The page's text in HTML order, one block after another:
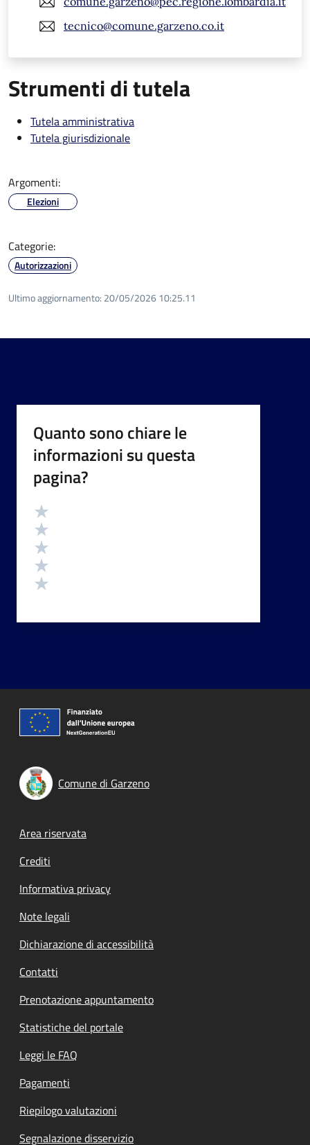
tecnico@comune.garzeno.co.it
Strumenti di tutela
Tutela amministrativa
Tutela giurisdizionale
Argomenti:
Elezioni
Categorie:
Autorizzazioni
Ultimo aggiornamento: 20/05/2026 10:25.11
Quanto sono chiare le
informazioni su questa
pagina?
Valutazione
Comune di Garzeno
Footer menu
Area riservata
Crediti
Informativa privacy
Note legali
Dichiarazione di accessibilità
Contatti
Prenotazione appuntamento
Statistiche del portale
Leggi le FAQ
Pagamenti
Riepilogo valutazioni
Segnalazione disservizio